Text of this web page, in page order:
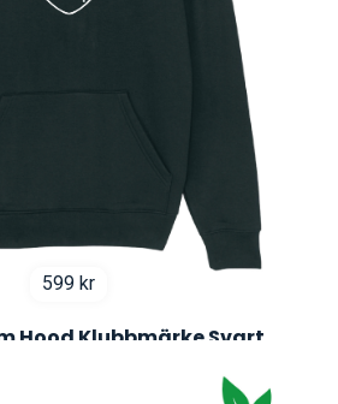
599 kr
Hood Klubbmärke Svart